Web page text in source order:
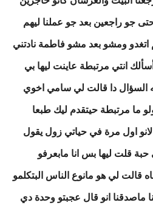
جو راجعين بعد جو عملنا ليهم
اتغدو ومشو بعد مشو فاطمة نادتني
انتي مرتبطة عاينت ليها بي
السؤال دا قالت لي سامي اخوي
ما مرتبطة حيتقدم ليك طبعا
اول مرة في حياتي زول يقول
قلت ليها بس انا مابعرفو
لي هو مانوع الناس البتكلمو
ماصدقنا انو قال عجبتو وحدة دي